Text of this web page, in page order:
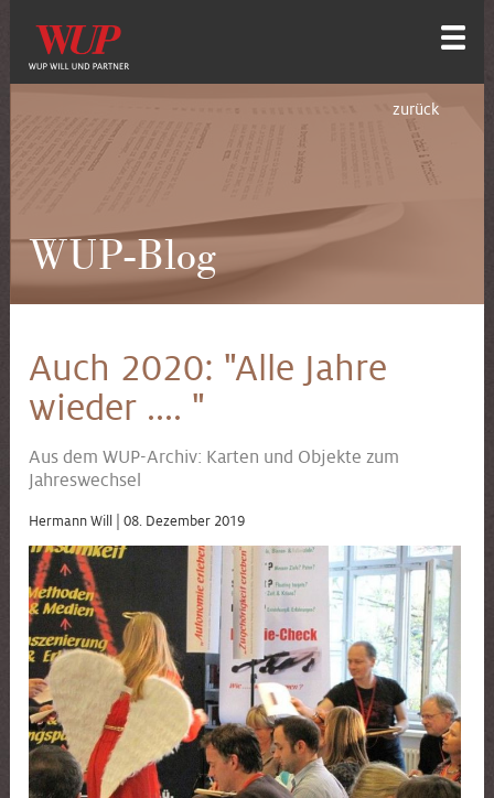
WUP-Blog
zurück
Auch 2020: "Alle Jahre
wieder .... "
Aus dem WUP-Archiv: Karten und Objekte zum
Jahreswechsel
Hermann Will |08. Dezember 2019